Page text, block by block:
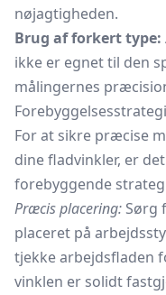
nøjagtigheden.
Brug af forkert type:
ikke er egnet til den
målingernes
For at sikre præcise
dine fladvinkler, er
forebyggende
Præcis placering: Sørg
placeret på
tjekke arbejdsfladen
vinklen er solidt